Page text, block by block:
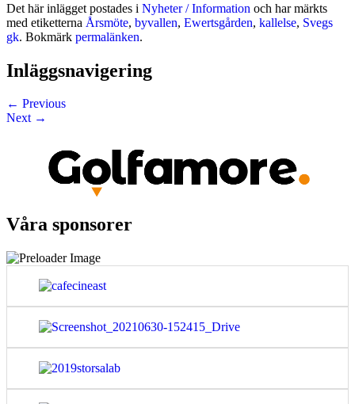
Det här inlägget postades i Nyheter / Information och har märkts
med etiketterna Årsmöte, byvallen, Ewertsgården, kallelse, Svegs
gk. Bokmärk permalänken.
Inläggsnavigering
← Previous
Next →
Våra sponsorer